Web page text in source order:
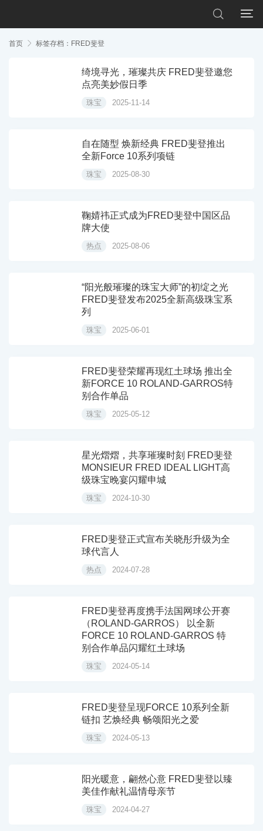


首页  标签存档：FRED斐登
绮境寻光，璀璨共庆 FRED斐登邀您
点亮美妙假日季
珠宝 2025-11-14
自在随型 焕新经典 FRED斐登推出
全新Force 10系列项链
珠宝 2025-08-30
鞠婧祎正式成为FRED斐登中国区品
牌大使
热点 2025-08-06
“阳光般璀璨的珠宝大师”的初绽之光
FRED斐登发布2025全新高级珠宝系
列
珠宝 2025-06-01
FRED斐登荣耀再现红土球场 推出全
新FORCE 10 ROLAND-GARROS特
别合作单品
珠宝 2025-05-12
星光熠熠，共享璀璨时刻 FRED斐登
MONSIEUR FRED IDEAL LIGHT高
级珠宝晚宴闪耀申城
珠宝 2024-10-30
FRED斐登正式宣布关晓彤升级为全
球代言人
热点 2024-07-28
FRED斐登再度携手法国网球公开赛
（ROLAND-GARROS） 以全新
FORCE 10 ROLAND-GARROS 特
别合作单品闪耀红土球场
珠宝 2024-05-14
FRED斐登呈现FORCE 10系列全新
链扣 艺焕经典 畅颂阳光之爱
珠宝 2024-05-13
阳光暖意，翩然心意 FRED斐登以臻
美佳作献礼温情母亲节
珠宝 2024-04-27